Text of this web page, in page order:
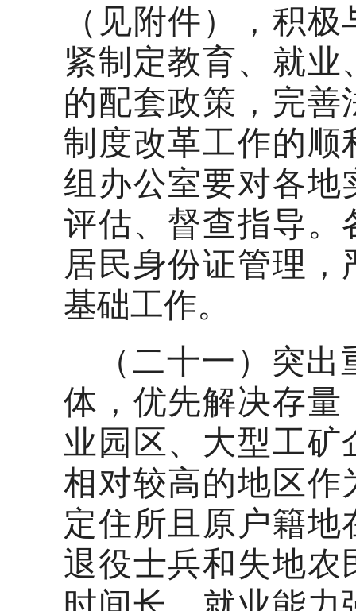
（见附件），积
紧制定教育、就
的配套政策，完
制度改革工作的顺
组办公室要对各地
评估、督查指导。
居民身份证管理
基础工作。
（二十一）突
体，优先解决存量
业园区、大型工
相对较高的地区作
定住所且原户籍
退役士兵和失地农